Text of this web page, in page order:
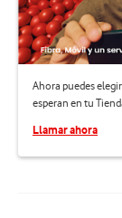
Ahora puedes
esperan en tu
Llamar ahora